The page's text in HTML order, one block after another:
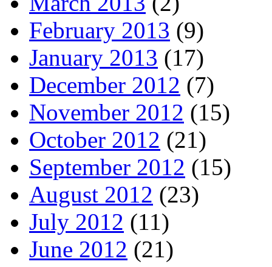
February 2013 (9)
January 2013 (17)
December 2012 (7)
November 2012 (15)
October 2012 (21)
September 2012 (15)
August 2012 (23)
July 2012 (11)
June 2012 (21)